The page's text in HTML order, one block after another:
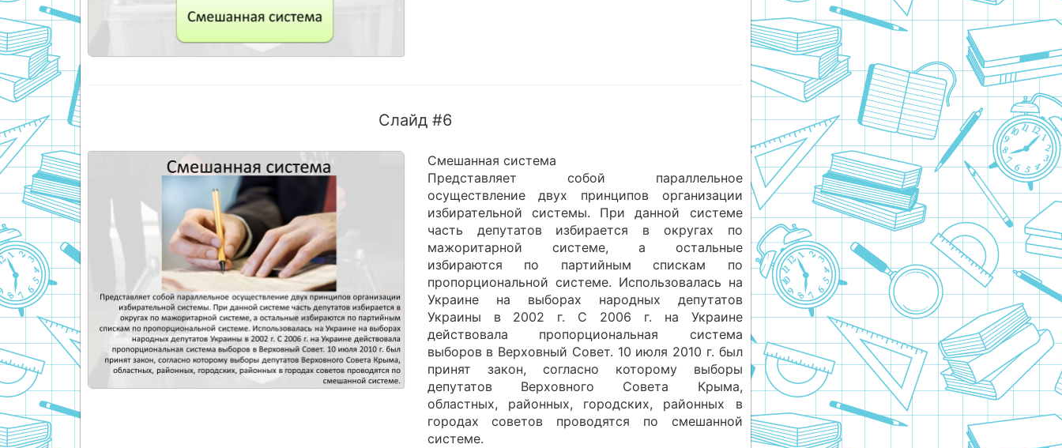
Слайд #6
Смешанная система
Представляет собой параллельное
осуществление двух принципов организации
избирательной системы. При данной системе
часть депутатов избирается в округах по
мажоритарной системе, а остальные
избираются по партийным спискам по
пропорциональной системе. Использовалась на
Украине на выборах народных депутатов
Украины в 2002 г. С 2006 г. на Украине
действовала пропорциональная система
выборов в Верховный Совет. 10 июля 2010 г. был
принят закон, согласно которому выборы
депутатов Верховного Совета Крыма,
областных, районных, городских, районных в
городах советов проводятся по смешанной
системе.